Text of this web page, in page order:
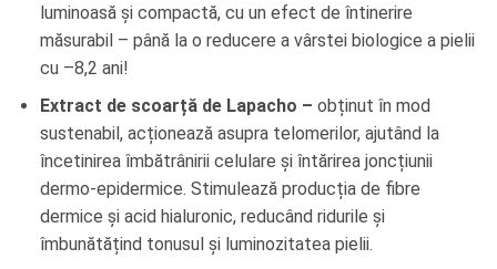
luminoasă și compactă, cu un efect de întinerire
măsurabil – până la o reducere a vârstei biologice a pielii
cu –8,2 ani!
Extract de scoarță de Lapacho – obținut în mod
sustenabil, acționează asupra telomerilor, ajutând la
încetinirea îmbătrânirii celulare și întărirea joncțiunii
dermo-epidermice. Stimulează producția de fibre
dermice și acid hialuronic, reducând ridurile și
îmbunătățind tonusul și luminozitatea pielii.